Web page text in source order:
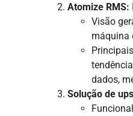
Atomize RMS:
Visão
máquina
dados,
Solução de